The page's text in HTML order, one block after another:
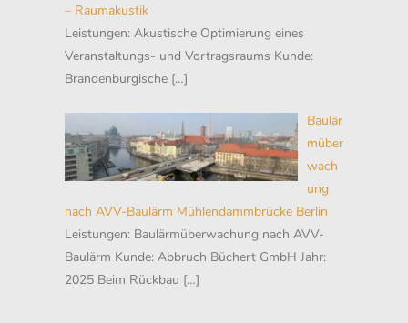
– Raumakustik
Leistungen: Akustische Optimierung eines
Veranstaltungs- und Vortragsraums Kunde:
Brandenburgische […]
Baulär
müber
wach
ung
nach AVV-Baulärm Mühlendammbrücke Berlin
Leistungen: Baulärmüberwachung nach AVV-
Baulärm Kunde: Abbruch Büchert GmbH Jahr:
2025 Beim Rückbau […]